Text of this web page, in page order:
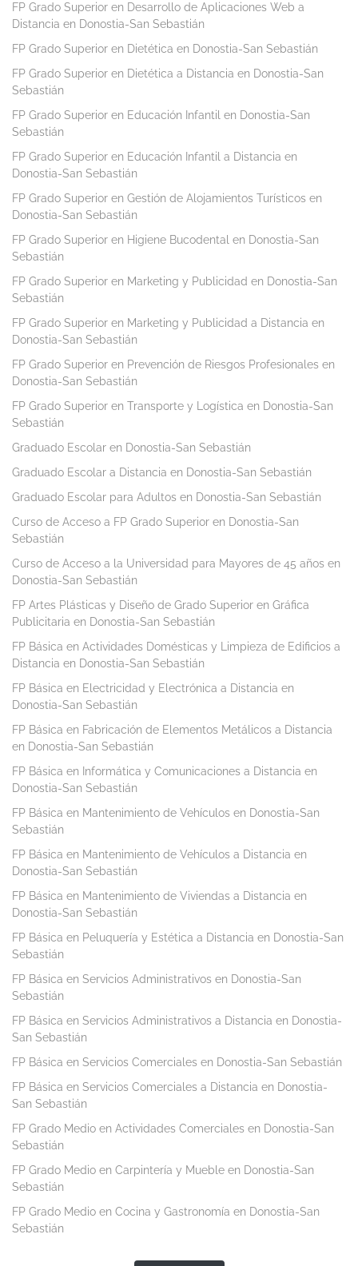
FP Grado Superior en Desarrollo de Aplicaciones Web a
Distancia en Donostia-San Sebastián
FP Grado Superior en Dietética en Donostia-San Sebastián
FP Grado Superior en Dietética a Distancia en Donostia-San
Sebastián
FP Grado Superior en Educación Infantil en Donostia-San
Sebastián
FP Grado Superior en Educación Infantil a Distancia en
Donostia-San Sebastián
FP Grado Superior en Gestión de Alojamientos Turísticos en
Donostia-San Sebastián
FP Grado Superior en Higiene Bucodental en Donostia-San
Sebastián
FP Grado Superior en Marketing y Publicidad en Donostia-San
Sebastián
FP Grado Superior en Marketing y Publicidad a Distancia en
Donostia-San Sebastián
FP Grado Superior en Prevención de Riesgos Profesionales en
Donostia-San Sebastián
FP Grado Superior en Transporte y Logística en Donostia-San
Sebastián
Graduado Escolar en Donostia-San Sebastián
Graduado Escolar a Distancia en Donostia-San Sebastián
Graduado Escolar para Adultos en Donostia-San Sebastián
Curso de Acceso a FP Grado Superior en Donostia-San
Sebastián
Curso de Acceso a la Universidad para Mayores de 45 años en
Donostia-San Sebastián
FP Artes Plásticas y Diseño de Grado Superior en Gráfica
Publicitaria en Donostia-San Sebastián
FP Básica en Actividades Domésticas y Limpieza de Edificios a
Distancia en Donostia-San Sebastián
FP Básica en Electricidad y Electrónica a Distancia en
Donostia-San Sebastián
FP Básica en Fabricación de Elementos Metálicos a Distancia
en Donostia-San Sebastián
FP Básica en Informática y Comunicaciones a Distancia en
Donostia-San Sebastián
FP Básica en Mantenimiento de Vehículos en Donostia-San
Sebastián
FP Básica en Mantenimiento de Vehículos a Distancia en
Donostia-San Sebastián
FP Básica en Mantenimiento de Viviendas a Distancia en
Donostia-San Sebastián
FP Básica en Peluquería y Estética a Distancia en Donostia-San
Sebastián
FP Básica en Servicios Administrativos en Donostia-San
Sebastián
FP Básica en Servicios Administrativos a Distancia en Donostia-
San Sebastián
FP Básica en Servicios Comerciales en Donostia-San Sebastián
FP Básica en Servicios Comerciales a Distancia en Donostia-
San Sebastián
FP Grado Medio en Actividades Comerciales en Donostia-San
Sebastián
FP Grado Medio en Carpintería y Mueble en Donostia-San
Sebastián
FP Grado Medio en Cocina y Gastronomía en Donostia-San
Sebastián